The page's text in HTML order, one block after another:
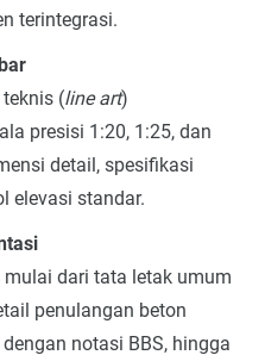
terintegrasi.
(line art)
presisi 1:20, 1:25, dan
detail, spesifikasi
elevasi standar.
dari tata letak umum
penulangan beton
notasi BBS, hingga